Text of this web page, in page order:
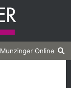
Munzinger Online